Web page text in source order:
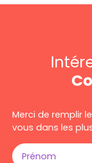
Merci de remplir
vous dans les
Prénom